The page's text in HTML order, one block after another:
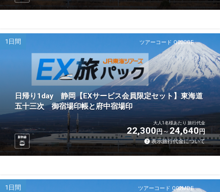
ツアーコード Q02CGF
1日間
日帰り1day 静岡【EXサービス会員限定セット】東海道
五十三次 御宿場印帳と府中宿場印
新幹線
大人1名様あたり 旅行代金
22,300円 24,640円
表示旅行代金について
ツアーコード Q02MDE
1日間